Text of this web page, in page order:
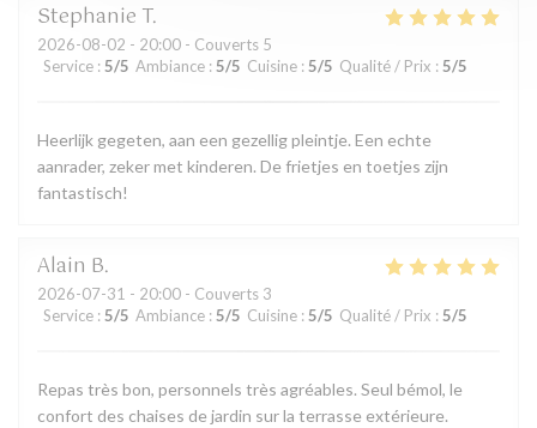
Stephanie T
2026-08-02 - 20:00 - Couverts 5
Service :5/5 Ambiance : 5/5 Cuisine : 5/5 Qualité / Prix : 5/5
Heerlijk gegeten, aan een gezellig pleintje. Een echte
aanrader, zeker met kinderen. De frietjes en toetjes zijn
fantastisch!
Alain B
2026-07-31 - 20:00 - Couverts 3
Service : 5/5 Ambiance : 5/5 Cuisine : 5/5 Qualité / Prix : 5/5
Repas très bon, personnels très agréables. Seul bémol, le
confort des chaises de jardin sur la terrasse extérieure.